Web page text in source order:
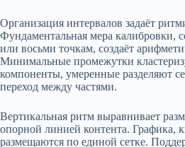
Организация интервалов задаёт
Фундаментальная мера калибровки,
или восьми точкам, создаёт
Минимальные промежутки
компоненты, умеренные разделяют
переход между частями.
Вертикальная ритм выравнивает
опорной линией контента. Графика,
размещаются по единой сетке.